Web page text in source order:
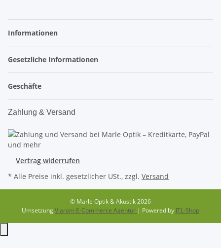
Informationen
Gesetzliche Informationen
Geschäfte
Zahlung & Versand
Vertrag widerrufen
* Alle Preise inkl. gesetzlicher USt., zzgl. Versand
© Marle Optik & Akustik 2026
UmsetzungVlarom E-Commerce Agentur | Powered by JTL-Shop